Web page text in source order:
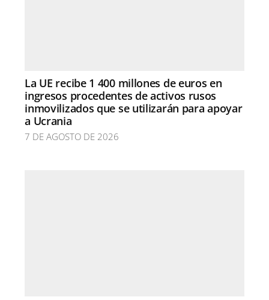
La UE recibe 1 400 millones de euros en
ingresos procedentes de activos rusos
inmovilizados que se utilizarán para apoyar
a Ucrania
7 DE AGOSTO DE 2026